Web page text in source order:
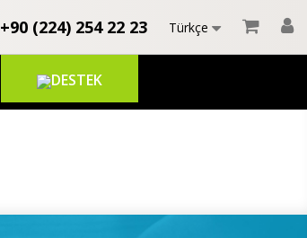
+90 (224) 254 22 23 Türkçe
DESTEK